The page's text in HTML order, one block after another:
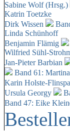
Sabine Wolf (Hrsg.)
Katrin Toetzke
Dirk Wissen
Linda Schünhoff
Benjamin Flämig
Wilfried Sühl-
Jan-Pieter Barbian
Band 61:
Karin Holste-
Ursula Georgy
Band 47: Eike